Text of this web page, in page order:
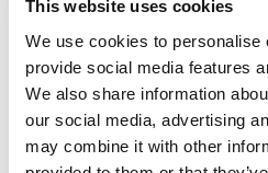
This website uses cookies
We use cookies to personalise
provide social media features
We also share information
our social media, advertising
may combine it with other
Ben